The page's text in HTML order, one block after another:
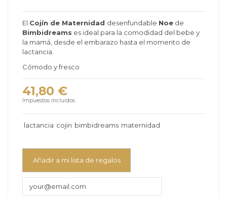
El Cojín de Maternidad desenfundable Noe de
Bimbidreams es ideal para la comodidad del bebe y
la mamá, desde el embarazo hasta el momento de
lactancia.
Cómodo y fresco
41,80 €
Impuestos incluidos
lactancia cojin bimbidreams maternidad
Añadir a mi lista de regalos